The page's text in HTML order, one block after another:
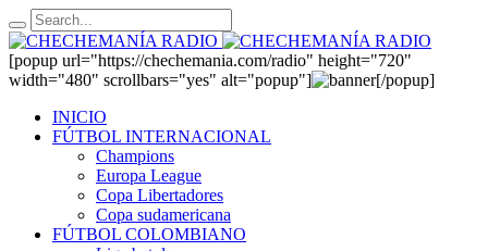
[popup url="https://chechemania.com/radio" height="720"
width="480" scrollbars="yes" alt="popup"]
[/popup]
INICIO
FÚTBOL INTERNACIONAL
Champions
Europa League
Copa Libertadores
Copa sudamericana
FÚTBOL COLOMBIANO